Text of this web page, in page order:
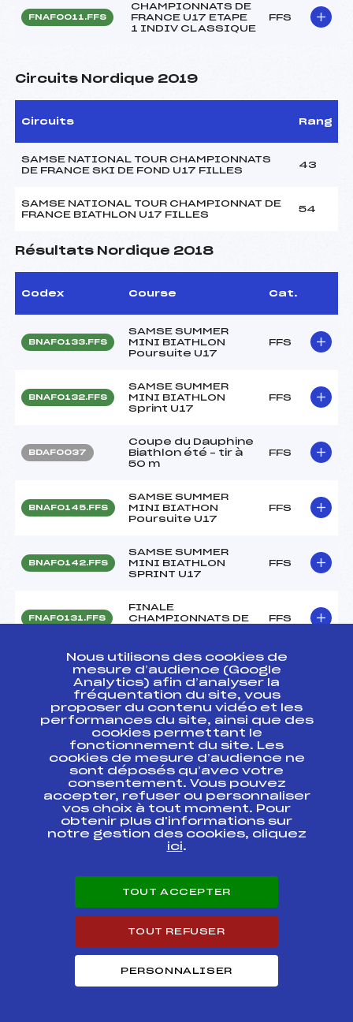
FNAF0011.FFS
CHAMPIONNATS DE
FRANCE U17 ETAPE
1 INDIV CLASSIQUE
FFS
Circuits Nordique 2019
Circuits Rang
SAMSE NATIONAL TOUR CHAMPIONNATS
DE FRANCE SKI DE FOND U17 FILLES
43
SAMSE NATIONAL TOUR CHAMPIONNAT DE
FRANCE BIATHLON U17 FILLES
54
Résultats Nordique 2018
Codex Course Cat.
BNAF0133.FFS
SAMSE SUMMER
MINI BIATHLON
Poursuite U17
FFS
BNAF0132.FFS
SAMSE SUMMER
MINI BIATHLON
Sprint U17
FFS
BDAF0037
Coupe du Dauphine
Biathlon été – tir à
50 m
FFS
BNAF0145.FFS
SAMSE SUMMER
MINI BIATHON
Poursuite U17
FFS
BNAF0142.FFS
SAMSE SUMMER
MINI BIATHLON
SPRINT U17
FFS
FNAF0131.FFS
FINALE
CHAMPIONNATS DE
FFS
FNAT0132
RELAIS MIXTE –
FINALE
CHAMPIONNATS DE
FRANCE U16
FFS
GRAND PRIX DE
L'UBAYE
SKIATHLON DE
NEVACHE
CHAMPIONNATS
DEPARTEMENTAUX
HAUTES-ALPES
FFS
Rochois – Indiv. CL
FNAF0072
Championnats de
Rochois – Finales
FFS
Nous utilisons des cookies de
mesure d’audience (Google
Analytics) afin d’analyser la
fréquentation du site, vous
proposer du contenu vidéo et les
performances du site, ainsi que des
cookies permettant le
fonctionnement du site. Les
cookies de mesure d’audience ne
sont déposés qu’avec votre
consentement. Vous pouvez
accepter, refuser ou personnaliser
vos choix à tout moment. Pour
obtenir plus d'informations sur
notre gestion des cookies, cliquez
ici.
TOUT ACCEPTER
TOUT REFUSER
PERSONNALISER